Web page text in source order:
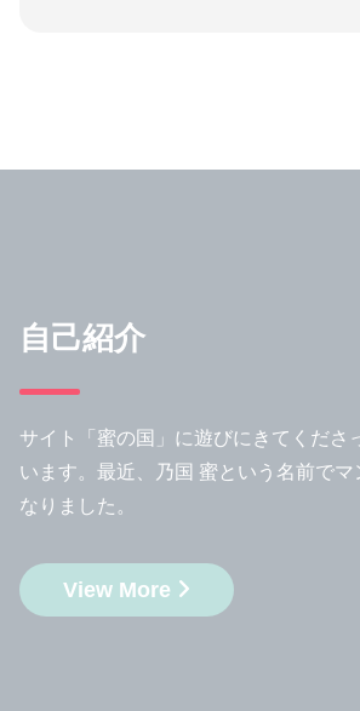
自己紹介
サイト「蜜の国」に遊びにきてくださ
います。最近、乃国 蜜という名前でマ
なりました。
View More